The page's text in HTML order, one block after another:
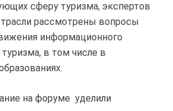
сферу туризма, экспертов
рассмотрены вопросы
информационного
в том числе в
на форуме уделили